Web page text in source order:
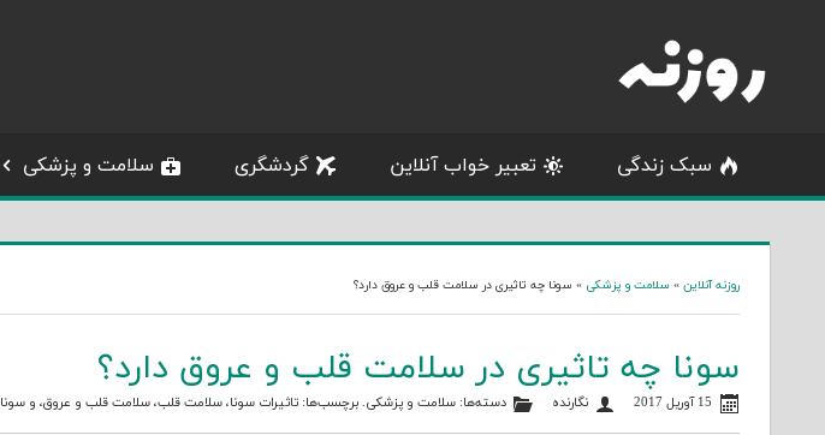
content
سبک زندگی تعبیر خواب آنلاین گردشگری سلامت و پزشکی
روزنه آنلاین » سلامت و پزشکی » سونا چه تاثیری در سلامت قلب و عروق دارد؟
سونا چه تاثیری در سلامت قلب و عروق دارد؟
15 آوریل 2017 نگارنده دسته‌ها:سلامت و پزشکی. برچسب‌ها:تاثیرات سونا،سلامت قلب،سلامت قلب و عروق، وسونا